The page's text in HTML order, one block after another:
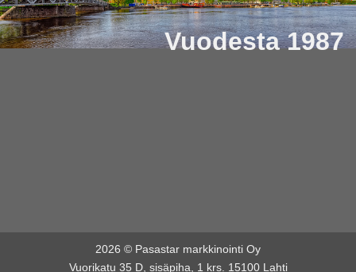
Vuodesta 1987
2026 © Pasastar markkinointi Oy
Vuorikatu 35 D, sisäpiha, 1 krs. 15100 Lahti